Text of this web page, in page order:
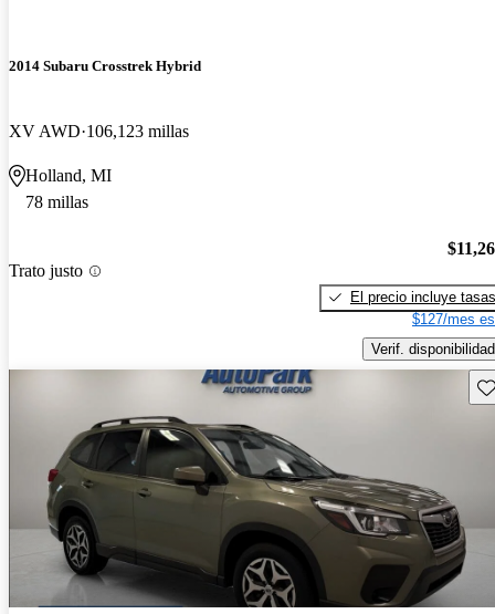
2014 Subaru Crosstrek Hybrid
XV AWD 106,123 millas
Holland, MI
78 millas
Trato justo
El precio incluye tasas
$127/mes
Verif. disponibilidad